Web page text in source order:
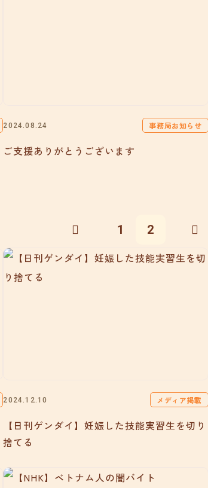
2024.08.24 事務局お知らせ
ご支援ありがとうございます
1 2
2024.12.10 メディア掲載
【日刊ゲンダイ】妊娠した技能実習生を切り
捨てる